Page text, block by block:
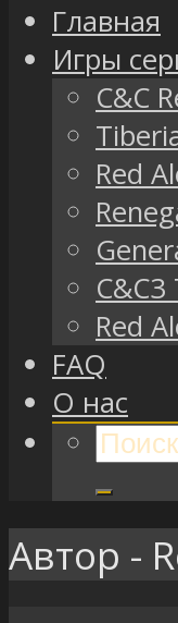
Главная
Игры
C&C
Red
Red
FAQ
О нас
Автор -